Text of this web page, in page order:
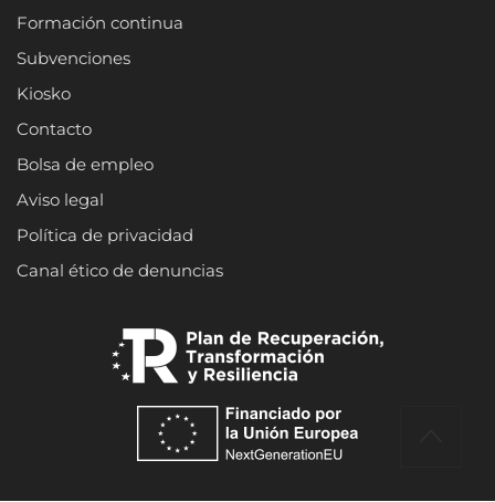
Formación continua
Subvenciones
Kiosko
Contacto
Bolsa de empleo
Aviso legal
Política de privacidad
Canal ético de denuncias